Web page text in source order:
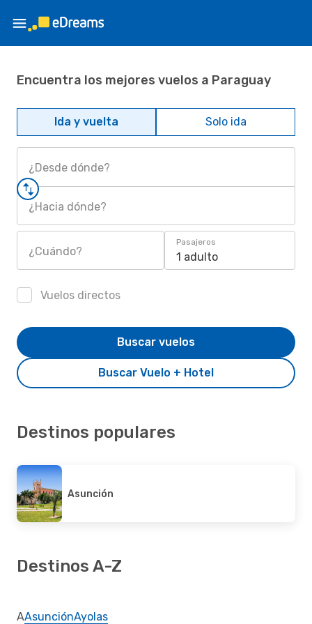
Encuentra los mejores vuelos a Paraguay
Ida y vuelta Solo ida
¿Desde dónde?
¿Hacia dónde?
¿Cuándo?
Pasajeros
1 adulto
Vuelos directos
Buscar Vuelo + Hotel
Buscar vuelos
Destinos populares
Asunción
Destinos A-Z
AAsunciónAyolas